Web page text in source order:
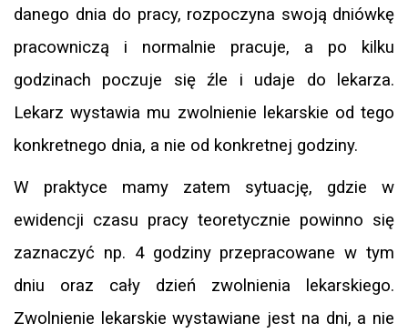
danego dnia do pracy, rozpoczyna swoją dniówkę
pracowniczą i normalnie pracuje, a po kilku
godzinach poczuje się źle i udaje do lekarza.
Lekarz wystawia mu zwolnienie lekarskie od tego
konkretnego dnia, a nie od konkretnej godziny.
W praktyce mamy zatem sytuację, gdzie w
ewidencji czasu pracy teoretycznie powinno się
zaznaczyć np. 4 godziny przepracowane w tym
dniu oraz cały dzień zwolnienia lekarskiego.
Zwolnienie lekarskie wystawiane jest na dni, a nie